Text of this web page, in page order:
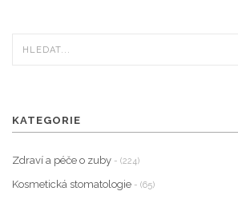
KATEGORIE
Zdraví a péče o zuby - (224)
Kosmetická stomatologie - (65)